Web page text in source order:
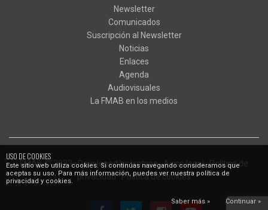
USO DE COOKIES
Este sitio web utiliza cookies. Si continúas navegando consideramos que
aceptas su uso. Para más información, puedes ver nuestra política de
privacidad y cookies.
Saber más » Continuar »
Newsletter
Comunicados
Suscripción al Newsletter
Noticias
Enlaces
Agenda
Audiovisuales
La FMAB en los medios
FMAB© 2023·Developed byIxotype·Aviso legal·Política de
privacidad·Política de cookies